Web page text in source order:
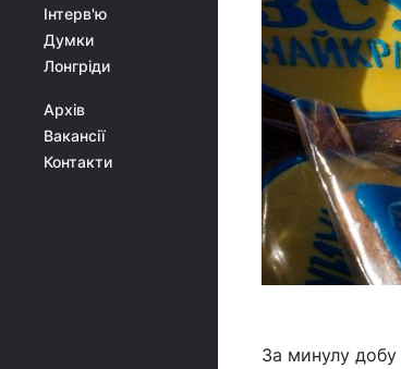
Інтерв'ю
Думки
Лонгріди
Архів
Вакансії
Контакти
За минулу добу